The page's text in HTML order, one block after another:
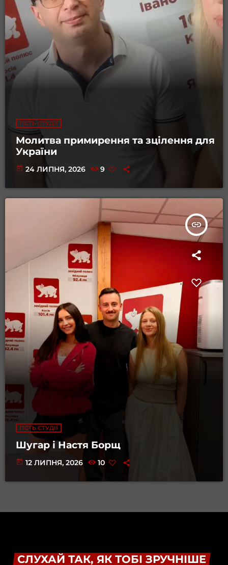
ГІСТЬ СТУДІЇ
Молитва примирення та зцілення для
України
today 24 ЛИПНЯ, 2026 9
insert_link
ГІСТЬ СТУДІЇ
Шугар і Настя Борщ
today 12 ЛИПНЯ, 2026 10
СЛУХАЙ ТАК, ЯК ТОБІ ЗРУЧНІШЕ